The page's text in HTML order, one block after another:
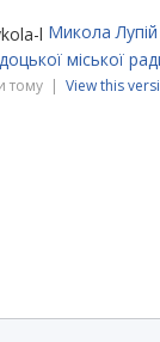
Микола Лупій
міської
тому | View this